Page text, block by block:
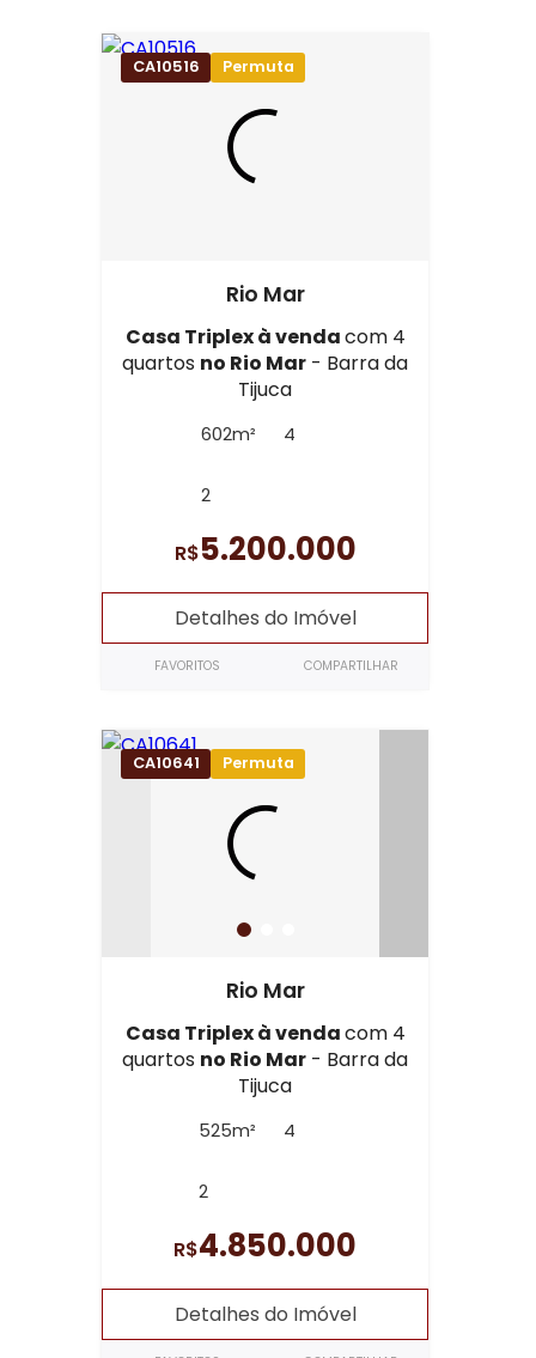
CA10516 Permuta
Rio Mar
Casa Triplex à vendacom 4
quartos no Rio Mar - Barra da
Tijuca
602m² 4
2
R$5.200.000
Detalhes do Imóvel
FAVORITOS COMPARTILHAR
CA10641 Permuta
Rio Mar
Casa Triplex à vendacom 4
quartos no Rio Mar - Barra da
Tijuca
525m² 4
2
R$4.850.000
Detalhes do Imóvel